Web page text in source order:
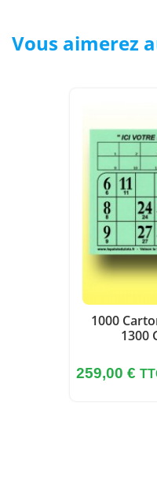
Vous aimerez
1000
1300
Prix
259,00 €